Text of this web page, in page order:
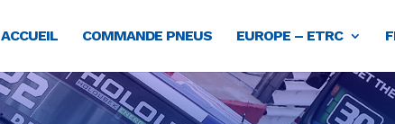
ACCUEIL COMMANDE PNEUS EUROPE – ETRC